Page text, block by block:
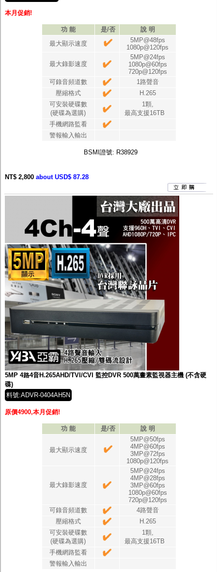
本月促銷!
功 能 是/否
說 明
最大顯示速度
5MP@48fps
1080p@120fps
最大錄影速度
5MP@24fps
1080p@60fps
720p@120fps
可錄音頻道數
1路聲音
壓縮格式
H.265
可安裝硬碟數
(硬碟為選購)
1顆,
最高支援16TB
手機網路監看
警報輸入輸出
BSMI 證號: R38929
NT$ 2,800 about USD$ 87.28
5MP 4路4音H.265AHD/TVI/CVI 監控DVR 500萬畫素監視器主機 (不含硬
碟)
料號:ADVR-0404AH5N
原價4900,本月促銷!
功 能 是/否 說 明
最大顯示速度
5MP@50fps
4MP@60fps
3MP@72fps
1080p@120fps
最大錄影速度
5MP@24fps
4MP@28fps
3MP@60fps
1080p@60fps
720p@120fps
可錄音頻道數
4路聲音
壓縮格式
H.265
可安裝硬碟數
(硬碟為選購)
1顆,
最高支援16TB
手機網路監看
警報輸入輸出